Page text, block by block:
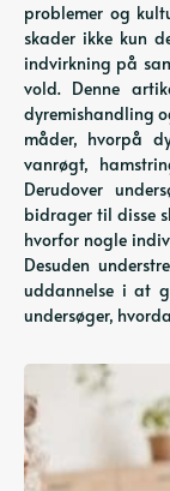
problemer og
skader ikke kun
indvirkning på
vold. Denne
dyremishandling
måder, hvorpå
vanrøgt,
Derudover
bidrager til disse
hvorfor nogle
Desuden
uddannelse i at
undersøger,